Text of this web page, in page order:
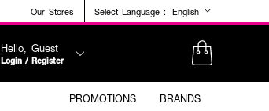
Our Stores Select Language : English
Hello, Guest
Login / Register
PROMOTIONS BRANDS